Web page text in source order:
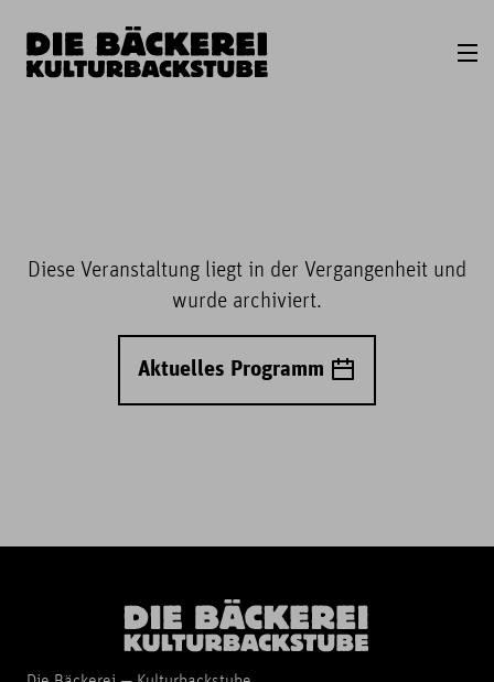
Diese Veranstaltung liegt in der Vergangenheit und
wurde archiviert.
Aktuelles Programm